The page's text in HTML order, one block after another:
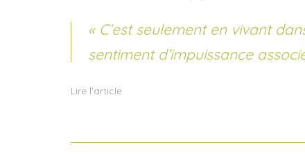
« C’est seulement en vivant
sentiment d’impuissance
Lire l’article